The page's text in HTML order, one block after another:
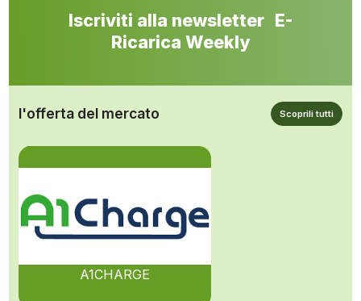
Iscriviti alla newsletter E-
Ricarica Weekly
l'offerta del mercato Scoprili tutti
A1CHARGE